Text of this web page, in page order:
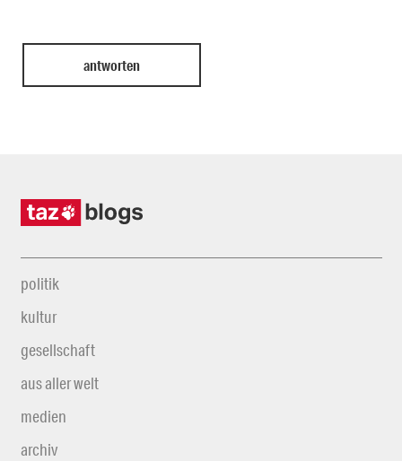
politik
kultur
gesellschaft
aus aller welt
medien
archiv